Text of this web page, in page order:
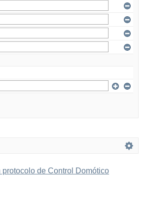
de Control Domótico